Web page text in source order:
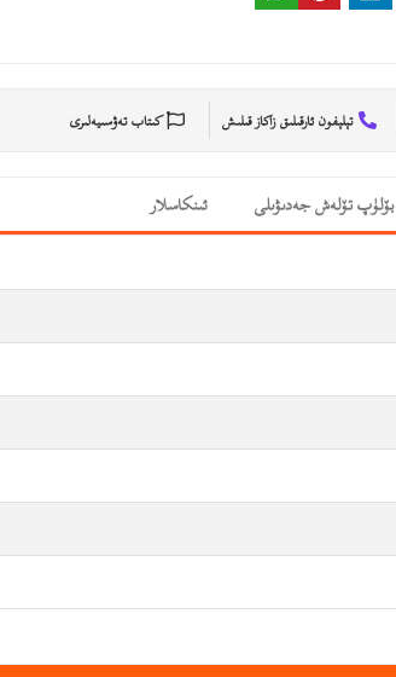
تېلېفون ئارقىلىق زاكاز قىلىش كىتاب تەۋسىيەلىرى
تۆلەش جەدىۋىلى ئىنكاسلار